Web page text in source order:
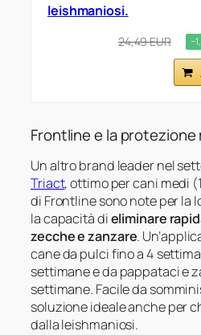
leishmaniosi.
24,49 EUR
Frontline e la
Un altro brand leader nel
Triact, ottimo per cani medi
di Frontline sono note per la
la capacità dieliminare
zecche e zanzare.
cane da pulci fino a 4
settimane e da pappataci e
settimane. Facile da
soluzione ideale anche per
dalla leishmaniosi.